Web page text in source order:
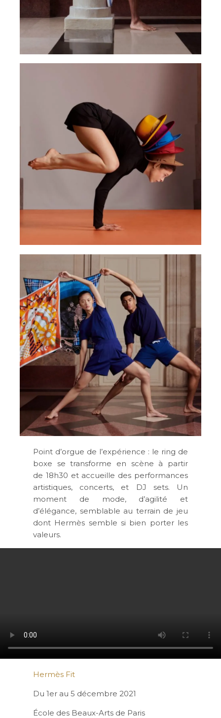
Point d’orgue de l’expérience : le ring de
boxe se transforme en scène à partir
de 18h30 et accueille des performances
artistiques, concerts, et DJ sets. Un
moment de mode, d’agilité et
d’élégance, semblable au terrain de jeu
dont Hermès semble si bien porter les
valeurs.
Hermès Fit
Du 1er au 5 décembre 2021
École des Beaux-Arts de Paris